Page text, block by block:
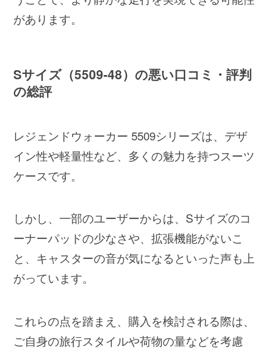
があります。
Sサイズ（5509-48）の悪い口コミ・評判
の総評
レジェンドウォーカー 5509シリーズは、デザ
イン性や軽量性など、多くの魅力を持つスーツ
ケースです。
しかし、一部のユーザーからは、Sサイズのコ
ーナーパッドの少なさや、拡張機能がないこ
と、キャスターの音が気になるといった声も上
がっています。
これらの点を踏まえ、購入を検討される際は、
ご自身の旅行スタイルや荷物の量などを考慮